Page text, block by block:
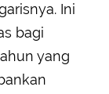
Ini
bagi
yang